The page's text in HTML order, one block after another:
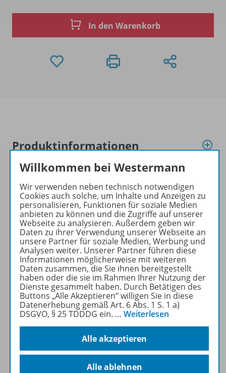
In den Warenkorb
Produktinformationen
Beschreibung
Zugehörige Produkte
Inhaltsverzeichnis
Empfehlungen der Redaktion
Benachrichtigungs-Service
Willkommen bei Westermann
Wir verwenden neben technisch notwendigen
Cookies auch solche, um Inhalte und Anzeigen zu
personalisieren, Funktionen für soziale Medien
anbieten zu können und die Zugriffe auf unserer
Webseite zu analysieren. Außerdem geben wir
Daten zu ihrer Verwendung unserer Webseite an
unsere Partner für soziale Medien, Werbung und
Analysen weiter. Unserer Partner führen diese
Informationen möglicherweise mit weiteren
Daten zusammen, die Sie ihnen bereitgestellt
haben oder die sie im Rahmen Ihrer Nutzung der
Dienste gesammelt haben. Durch Betätigen des
Buttons „Alle Akzeptieren“ willigen Sie in diese
Datenerhebung gemäß Art. 6 Abs. 1 S. 1 a)
DSGVO, § 25 TDDDG ein. … Weiterlesen
Alle akzeptieren
Alle ablehnen